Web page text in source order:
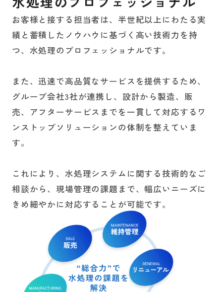
お客様と接する担当者は、半世紀以上にわたる実
績と蓄積したノウハウに基づく高い技術力を持
つ、水処理のプロフェッショナルです。
また、迅速で高品質なサービスを提供するため、
グループ会社3社が連携し、設計から製造、販
売、アフターサービスまでを一貫して対応するワ
ンストップソリューションの体制を整えていま
す。
これにより、水処理システムに関する技術的なご
相談から、現場管理の課題まで、幅広いニーズに
きめ細やかに対応することが可能です。